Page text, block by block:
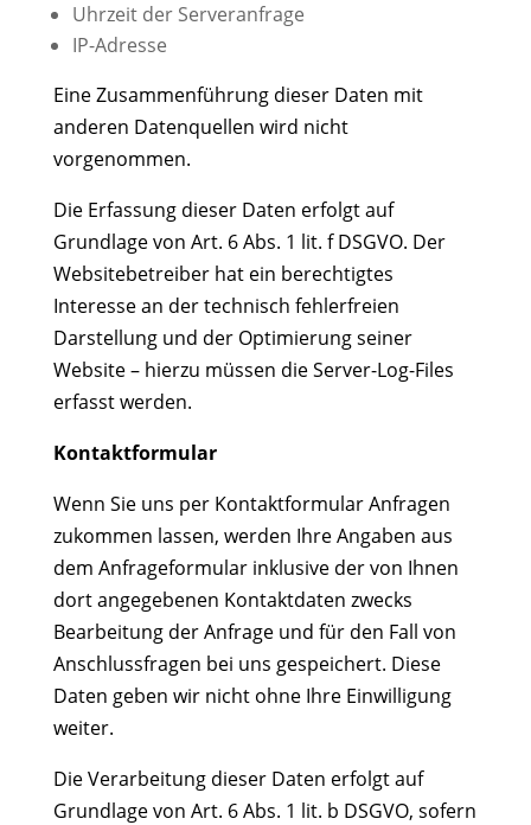
Uhrzeit der Serveranfrage
IP-Adresse
Eine Zusammenführung dieser Daten mit
anderen Datenquellen wird nicht
vorgenommen.
Die Erfassung dieser Daten erfolgt auf
Grundlage von Art. 6 Abs. 1 lit. f DSGVO. Der
Websitebetreiber hat ein berechtigtes
Interesse an der technisch fehlerfreien
Darstellung und der Optimierung seiner
Website – hierzu müssen die Server-Log-Files
erfasst werden.
Kontaktformular
Wenn Sie uns per Kontaktformular Anfragen
zukommen lassen, werden Ihre Angaben aus
dem Anfrageformular inklusive der von Ihnen
dort angegebenen Kontaktdaten zwecks
Bearbeitung der Anfrage und für den Fall von
Anschlussfragen bei uns gespeichert. Diese
Daten geben wir nicht ohne Ihre Einwilligung
weiter.
Die Verarbeitung dieser Daten erfolgt auf
Grundlage von Art. 6 Abs. 1 lit. b DSGVO, sofern